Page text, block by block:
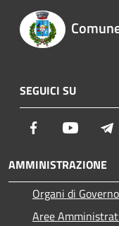
SEGUICI SU
Facebook Youtube
AMMINISTRAZIONE
Organi di Governo
Aree